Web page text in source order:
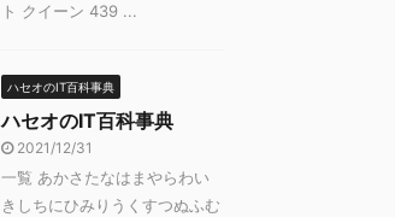
ト クイーン 439 ...
ハセオのIT百科事典
ハセオのIT百科事典
2021/12/31
一覧 あかさたなはまやらわい
きしちにひみりうくすつぬふむ